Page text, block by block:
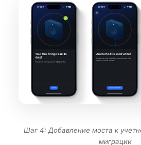
Шаг 4: Добавление моста к
миграции